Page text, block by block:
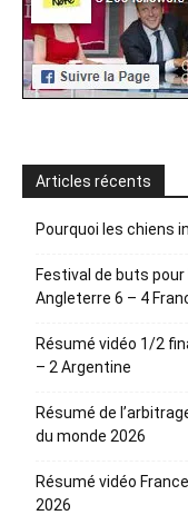
Articles récents
Pourquoi les chiens
Festival de buts pour
Angleterre 6 – 4
Résumé vidéo 1/2
– 2 Argentine
Résumé de
du monde 2026
Résumé vidéo
2026